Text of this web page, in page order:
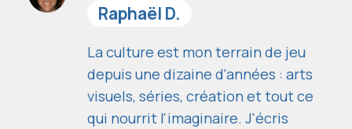
Raphaël D.
La culture est mon terrain de jeu
depuis une dizaine d'années : arts
visuels, séries, création et tout ce
qui nourrit l'imaginaire. J'écris